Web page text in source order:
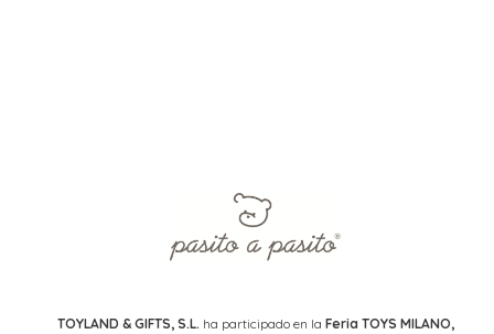
TOYLAND & GIFTS, S.L. ha participado en la Feria TOYS MILANO,